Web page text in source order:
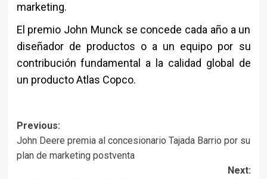
marketing.
El premio John Munck se concede cada año a un
diseñador de productos o a un equipo por su
contribución fundamental a la calidad global de
un producto Atlas Copco.
Post
navigation
Previous:
John Deere premia al concesionario Tajada Barrio por su
plan de marketing postventa
Next: